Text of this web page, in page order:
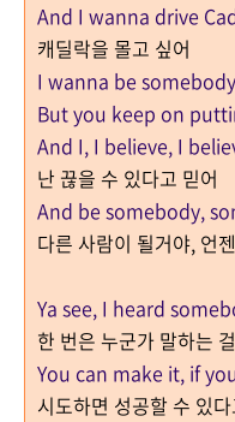
And I wanna drive
캐딜락을 몰고 싶어
I wanna be
But you keep on
And I, I believe, I
난 끊을 수 있다고 믿어
And be somebody,
다른 사람이 될거야, 언
Ya see, I heard
한 번은 누군가 말하는
You can make it, if
시도하면 성공할 수 있